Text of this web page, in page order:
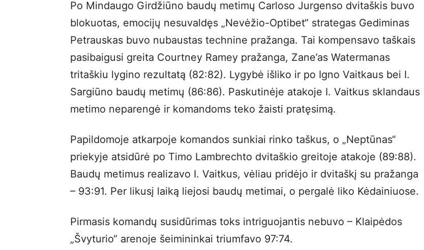
Po Mindaugo Girdžiūno baudų metimų Carloso Jurgenso dvitaškis buvo
blokuotas, emocijų nesuvaldęs „Nevėžio-Optibet“ strategas Gediminas
Petrauskas buvo nubaustas technine pražanga. Tai kompensavo taškais
pasibaigusi greita Courtney Ramey pražanga, Zane’as Watermanas
tritaškiu lygino rezultatą (82:82). Lygybė išliko ir po Igno Vaitkaus bei I.
Sargiūno baudų metimų (86:86). Paskutinėje atakoje I. Vaitkus sklandaus
metimo neparengė ir komandoms teko žaisti pratęsimą.
Papildomoje atkarpoje komandos sunkiai rinko taškus, o „Neptūnas“
priekyje atsidūrė po Timo Lambrechto dvitaškio greitoje atakoje (89:88).
Baudų metimus realizavo I. Vaitkus, vėliau pridėjo ir dvitaškį su pražanga
– 93:91. Per likusį laiką liejosi baudų metimai, o pergalė liko Kėdainiuose.
Pirmasis komandų susidūrimas toks intriguojantis nebuvo – Klaipėdos
„Švyturio“ arenoje šeimininkai triumfavo 97:74.